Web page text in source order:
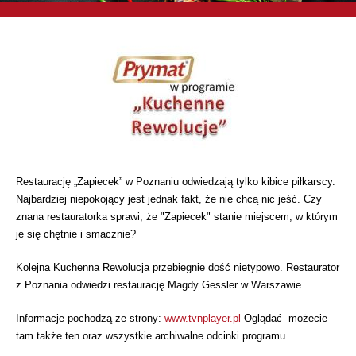
Restaurację „Zapiecek” w Poznaniu odwiedzają tylko kibice piłkarscy.
Najbardziej niepokojący jest jednak fakt, że nie chcą nic jeść. Czy
znana restauratorka sprawi, że "Zapiecek" stanie miejscem, w którym
je się chętnie i smacznie?
Kolejna Kuchenna Rewolucja przebiegnie dość nietypowo. Restaurator
z Poznania odwiedzi restaurację Magdy Gessler w Warszawie.
Informacje pochodzą ze strony: www.tvnplayer.pl Oglądać możecie
tam także ten oraz wszystkie archiwalne odcinki programu.